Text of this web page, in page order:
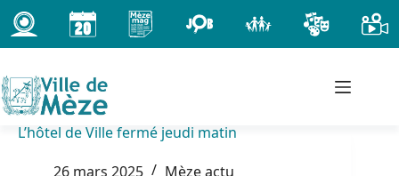
Passer
au
contenu
L’hôtel de Ville fermé jeudi matin
26 mars 2025
Mèze actu